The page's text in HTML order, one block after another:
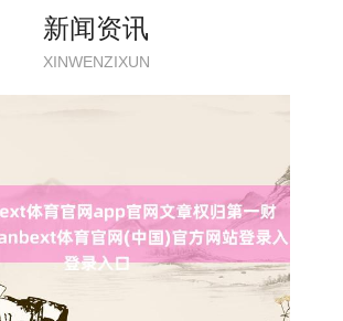
新闻资讯
XINWENZIXUN